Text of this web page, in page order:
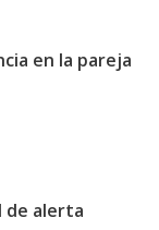
en la pareja
de alerta